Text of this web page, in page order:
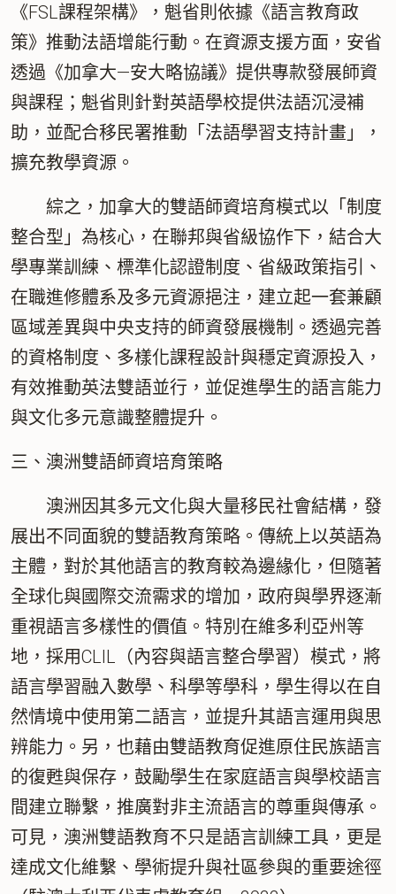
《FSL課程架構》，魁省則依據《語言教育政
策》推動法語增能行動。在資源支援方面，安省
透過《加拿大—安大略協議》提供專款發展師資
與課程；魁省則針對英語學校提供法語沉浸補
助，並配合移民署推動「法語學習支持計畫」，
擴充教學資源。
綜之，加拿大的雙語師資培育模式以「 制度
整合型 」為核心，在聯邦與省級協作下，結合大
學專業訓練、標準化認證制度、省級政策指引、
在職進修體系及多元資源挹注，建立起一套兼顧
區域差異與中央支持的師資發展機制。透過完善
的資格制度、多樣化課程設計與穩定資源投入，
有效推動英法雙語並行，並促進學生的語言能力
與文化多元意識整體提升。
三、澳洲雙語師資培育策略
澳洲因其多元文化與大量移民社會結構，發
展出不同面貌的雙語教育策略。傳統上以英語為
主體，對於其他語言的教育較為邊緣化，但隨著
全球化與國際交流需求的增加，政府與學界逐漸
重視語言多樣性的價值。特別在維多利亞州等
地，採用CLIL（內容與語言整合學習）模式，將
語言學習融入數學、科學等學科，學生得以在自
然情境中使用第二語言，並提升其語言運用與思
辨能力。另，也藉由雙語教育促進原住民族語言
的復甦與保存，鼓勵學生在家庭語言與學校語言
間建立聯繫，推廣對非主流語言的尊重與傳承。
可見，澳洲雙語教育不只是語言訓練工具，更是
達成文化維繫、學術提升與社區參與的重要途徑